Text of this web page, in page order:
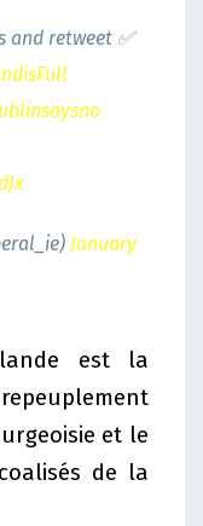
and retweet ✅
January
est la
et le
de la